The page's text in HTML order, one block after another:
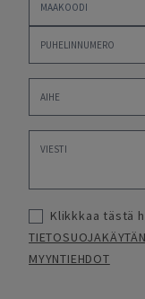
Klikkkaa tästä
MYYNTIEHDOT